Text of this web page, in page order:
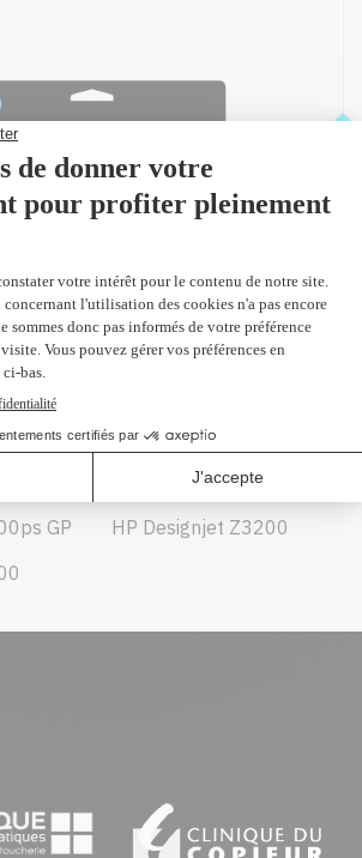
dans :
HP Designjet Z3100
GP
HP Designjet Z3200